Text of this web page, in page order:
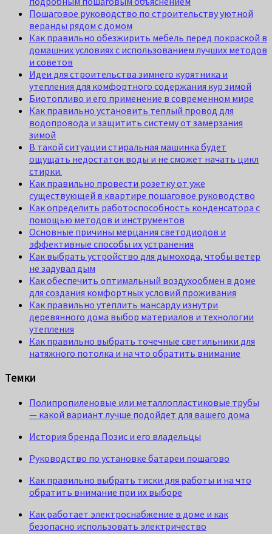
Пошаговое руководство по строительству уютной
веранды рядом с домом
Как правильно обезжирить мебель перед покраской в
домашних условиях с использованием лучших методов
и советов
Идеи для строительства зимнего курятника и
утепления для комфортного содержания кур зимой
Биотопливо и его применение в современном мире
Как правильно установить теплый провод для
водопровода и защитить систему от замерзания
зимой
В такой ситуации стиральная машинка будет
ощущать недостаток воды и не сможет начать цикл
стирки.
Как правильно провести розетку от уже
существующей в квартире пошаговое руководство
Как определить работоспособность конденсатора с
помощью методов и инструментов
Основные причины мерцания светодиодов и
эффективные способы их устранения
Как выбрать устройство для дымохода, чтобы ветер
не задувал дым
Как обеспечить оптимальный воздухообмен в доме
для создания комфортных условий проживания
Как правильно утеплить мансарду изнутри
деревянного дома выбор материалов и технологии
утепления
Как правильно выбрать точечные светильники для
натяжного потолка и на что обратить внимание
Темки
Полипропиленовые или металлопластиковые трубы
— какой вариант лучше подойдет для вашего дома
История бренда Позис и его владельцы
Руководство по установке батареи пошагово
Как правильно выбрать тиски для работы и на что
обратить внимание при их выборе
Как работает электроснабжение в доме и как
безопасно использовать электричество